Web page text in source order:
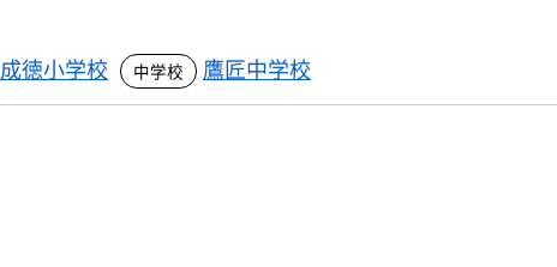
成徳小学校 鷹匠中学校